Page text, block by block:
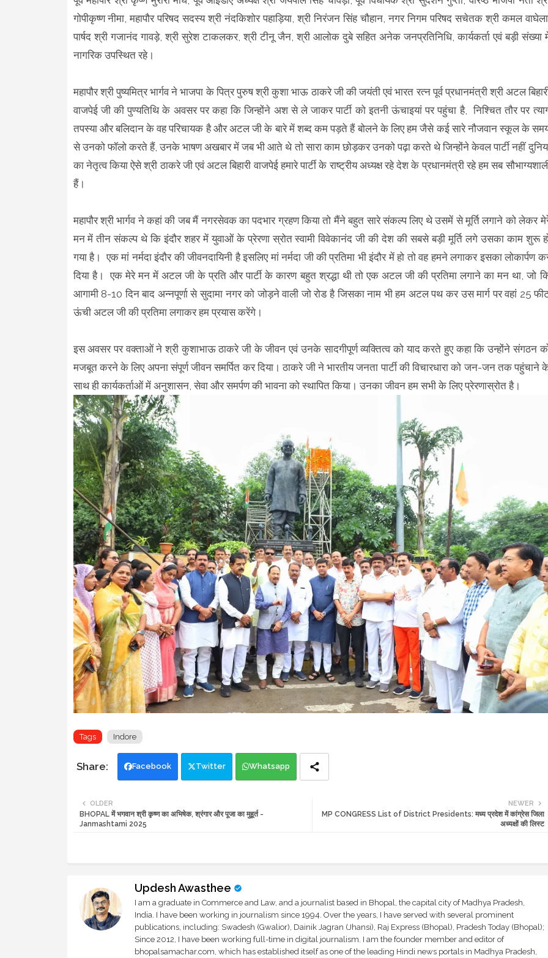
गोपीकृष्ण नीमा, महापौर परिषद सदस्य श्री नंदकिशोर पहाड़िया, श्री निरंजन सिंह चौहान, नगर निगम परिषद सचेतक श्री कमल
पार्षद श्री गजानंद गावड़े, श्री सुरेश टाकलकर, श्री टीनू जैन, श्री आलोक दुबे सहित अनेक जनप्रतिनिधि, कार्यकर्ता एवं बड़ी संख्या
नागरिक उपस्थित रहे।
महापौर श्री पुष्यमित्र भार्गव ने भाजपा के पित्र पुरुष श्री कुशा भाऊ ठाकरे जी की जयंती एवं भारत रत्न पूर्व प्रधानमंत्री श्री अटल
वाजपेई जी की पुण्यतिथि के अवसर पर कहा कि जिन्होंने अश से ले जाकर पार्टी को इतनी ऊंचाइयां पर पहुंचा है, निश्चित तौर पर
तपस्या और बलिदान के वह परिचायक है और अटल जी के बारे में शब्द कम पड़ते हैं बोलने के लिए हम जैसे कई सारे नौजवान स्कूल के
से उनको फॉलो करते हैं, उनके भाषण अखबार में जब भी आते थे तो सारा काम छोड़कर उनको पढ़ा करते थे जिन्होंने केवल पार्टी नहीं
का नेतृत्व किया ऐसे श्री ठाकरे जी एवं अटल बिहारी वाजपेई हमारे पार्टी के राष्ट्रीय अध्यक्ष रहे देश के प्रधानमंत्री रहे हम सब
हैं।
महापौर श्री भार्गव ने कहां की जब मैं नगरसेवक का पदभार ग्रहण किया तो मैंने बहुत सारे संकल्प लिए थे उसमें से मूर्ति लगाने को लेकर
मन में तीन संकल्प थे कि इंदौर शहर में युवाओं के प्रेरणा स्रोत स्वामी विवेकानंद जी की देश की सबसे बड़ी मूर्ति लगे उसका काम शुरू
गया है। एक मां नर्मदा इंदौर की जीवनदायिनी है इसलिए मां नर्मदा जी की प्रतिमा भी इंदौर में हो तो वह हमने लगाकर इसका लोकार्पण
दिया है। एक मेरे मन में अटल जी के प्रति और पार्टी के कारण बहुत श्रद्धा थी तो एक अटल जी की प्रतिमा लगाने का मन था, जो
आगामी 8-10 दिन बाद अन्नपूर्णा से सुदामा नगर को जोड़ने वाली जो रोड है जिसका नाम भी हम अटल पथ कर उस मार्ग पर वहां 25
ऊंची अटल जी की प्रतिमा लगाकर हम प्रयास करेंगे।
इस अवसर पर वक्ताओं ने श्री कुशाभाऊ ठाकरे जी के जीवन एवं उनके सादगीपूर्ण व्यक्तित्व को याद करते हुए कहा कि उन्होंने संगठन
मजबूत करने के लिए अपना संपूर्ण जीवन समर्पित कर दिया। ठाकरे जी ने भारतीय जनता पार्टी की विचारधारा को जन-जन तक पहुंचाने
साथ ही कार्यकर्ताओं में अनुशासन, सेवा और समर्पण की भावना को स्थापित किया। उनका जीवन हम सभी के लिए प्रेरणास्रोत है।
Tags Indore
Facebook Twitter Whatsapp
NEWER
MP CONGRESS List of District Presidents: मध्य प्रदेश में कांग्रेस जिला
अध्यक्षों की लिस्ट
OLDER
BHOPAL में भगवान श्री कृष्ण का अभिषेक, श्रंगार और पूजा का मुहूर्त -
Janmashtami 2025
Updesh Awasthee
I am a graduate in Commerce and Law, and a journalist based in Bhopal, the capital city of Madhya Pradesh,
India. I have been working in journalism since 1994. Over the years, I have served with several prominent
publications, including: Swadesh (Gwalior), Dainik Jagran (Jhansi), Raj Express (Bhopal), Pradesh Today (Bhopal);
Since 2012, I have been working full-time in digital journalism. I am the founder member and editor of
bhopalsamachar.com, which has established itself as one of the leading Hindi news portals in Madhya Pradesh,